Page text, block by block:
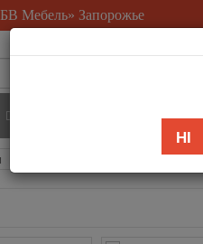
Мебель» Запорожье
НІ
Доставка/Оплата
Аякс стол 1200х540х750h